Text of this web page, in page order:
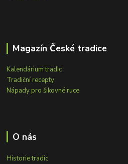
Magazín České tradice
Kalendárium tradic
Tradiční recepty
Nápady pro šikovné ruce
O nás
Historie tradic